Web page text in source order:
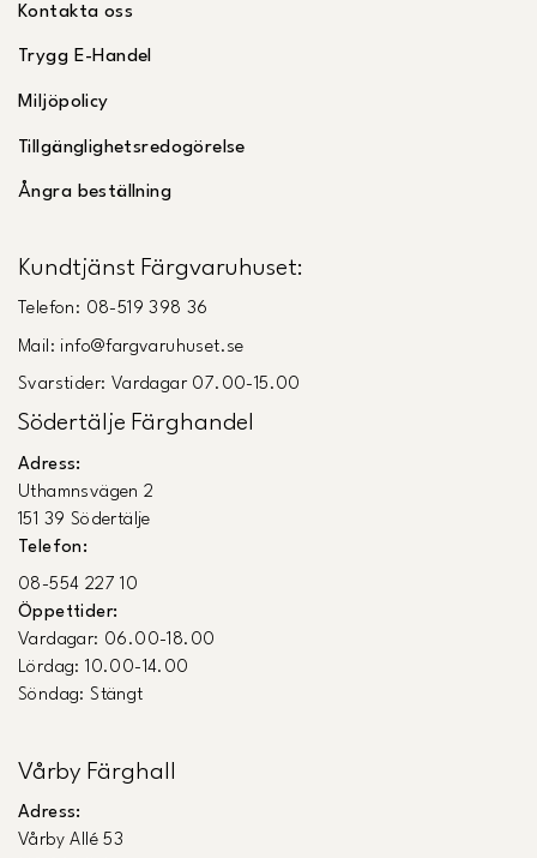
Kontakta oss
Trygg E-Handel
Miljöpolicy
Tillgänglighetsredogörelse
Ångra beställning
Kundtjänst Färgvaruhuset:
Telefon: 08-519 398 36
Mail: info@fargvaruhuset.se
Svarstider: Vardagar 07.00-15.00
Södertälje Färghandel
Adress:
Uthamnsvägen 2
151 39 Södertälje
Telefon:
08-554 227 10
Öppettider:
Vardagar: 06.00-18.00
Lördag: 10.00-14.00
Söndag: Stängt
Vårby Färghall
Adress:
Vårby Allé 53